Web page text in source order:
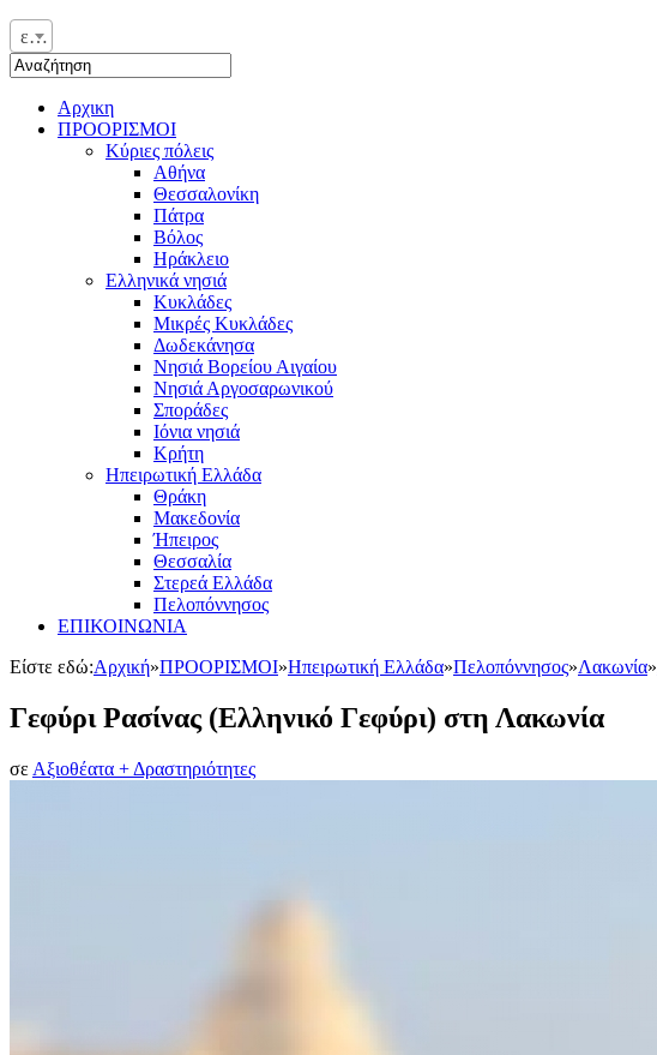
ελ
Αρχικη
ΠΡΟΟΡΙΣΜΟΙ
Κύριες πόλεις
Αθήνα
Θεσσαλονίκη
Πάτρα
Βόλος
Ηράκλειο
Ελληνικά νησιά
Κυκλάδες
Μικρές Κυκλάδες
Δωδεκάνησα
Νησιά Βορείου Αιγαίου
Νησιά Αργοσαρωνικού
Σποράδες
Ιόνια νησιά
Κρήτη
Ηπειρωτική Ελλάδα
Θράκη
Μακεδονία
Ήπειρος
Θεσσαλία
Στερεά Ελλάδα
Πελοπόννησος
ΕΠΙΚΟΙΝΩΝΙΑ
Είστε εδώ:Αρχική»ΠΡΟΟΡΙΣΜΟΙ»Ηπειρωτική Ελλάδα»Πελοπόννησος»Λακωνία»
Γεφύρι Ρασίνας (Ελληνικό Γεφύρι) στη Λακωνία
σε Αξιοθέατα + Δραστηριότητες